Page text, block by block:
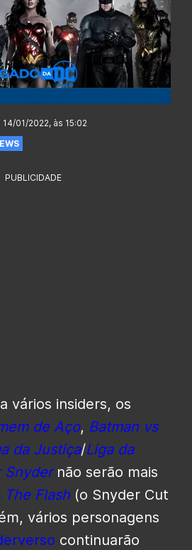
01/2022, às 15:02
PUBLICIDADE
vários insiders, os
de Aço, Batman vs
da Justiça/Liga da
Snydernão serão mais
The Flash (o Snyder Cut
vários personagens
continuarão